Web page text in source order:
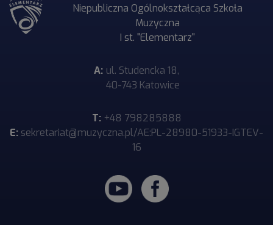
Niepubliczna Ogólnokształcąca Szkoła
Muzyczna
I st. "Elementarz"
A: ul. Studencka 18,
40-743 Katowice
T: +48 798285888
E: sekretariat@muzyczna.pl/AE:PL-28980-51933-IGTEV-
16